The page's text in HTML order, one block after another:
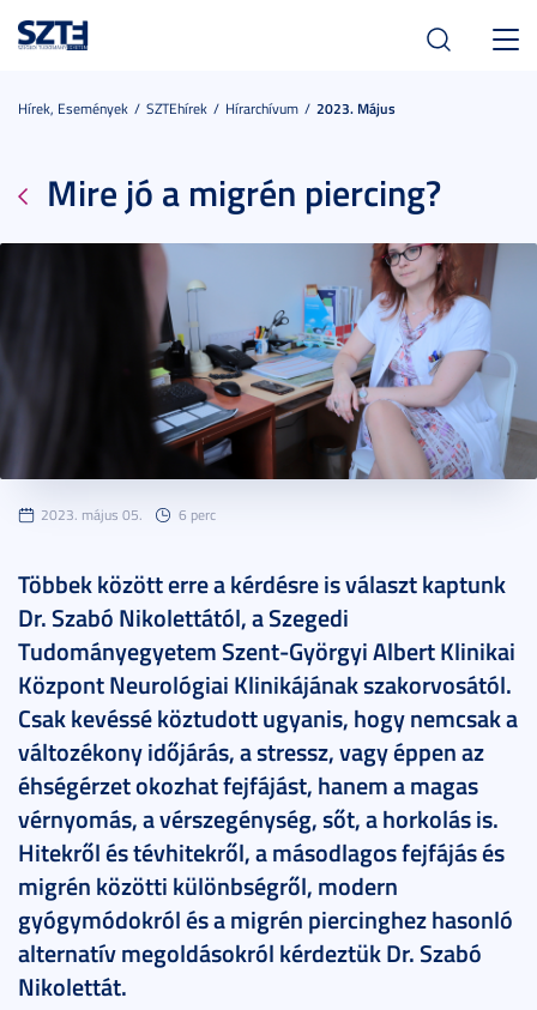
Hírek, Események SZTEhírek Hírarchívum 2023. Május
Mire jó a migrén piercing?
2023. május 05. 6 perc
Többek között erre a kérdésre is választ kaptunk
Dr. Szabó Nikolettától, a Szegedi
Tudományegyetem Szent-Györgyi Albert Klinikai
Központ Neurológiai Klinikájának szakorvosától.
Csak kevéssé köztudott ugyanis, hogy nemcsak a
változékony időjárás, a stressz, vagy éppen az
éhségérzet okozhat fejfájást, hanem a magas
vérnyomás, a vérszegénység, sőt, a horkolás is.
Hitekről és tévhitekről, a másodlagos fejfájás és
migrén közötti különbségről, modern
gyógymódokról és a migrén piercinghez hasonló
alternatív megoldásokról kérdeztük Dr. Szabó
Nikolettát.